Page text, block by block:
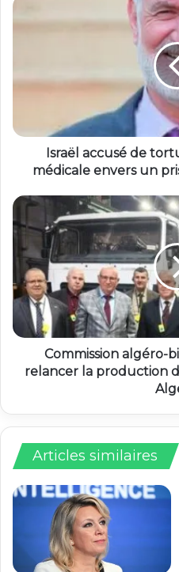
Israël accusé de
médicale envers un
Commission algéro-
relancer la production
Articles similaires